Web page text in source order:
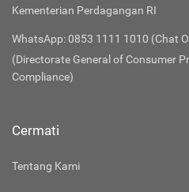
Kementerian Perdagangan RI
WhatsApp: 0853 1111 1010 (Chat
(Directorate General of Consumer
Compliance)
Cermati
Tentang Kami